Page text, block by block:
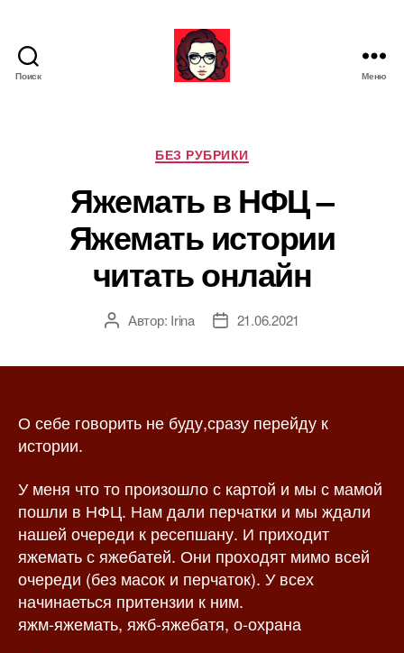
Поиск
М
а
ь
Меню
Р
у
р
к
и
БЕЗ РУБРИКИ
Яжемать в НФЦ –
Яжемать истории
читать онлайн
А
з
с
и
Автор: Irina
Д
а
и
21.06.2021
О себе говорить не буду,сразу перейду к
истории.
У меня что то произошло с картой и мы с мамой
пошли в НФЦ. Нам дали перчатки и мы ждали
нашей очереди к ресепшану. И приходит
яжемать с яжебатей. Они проходят мимо всей
очереди (без масок и перчаток). У всех
начинаеться притензии к ним.
яжм-яжемать, яжб-яжебатя, о-охрана